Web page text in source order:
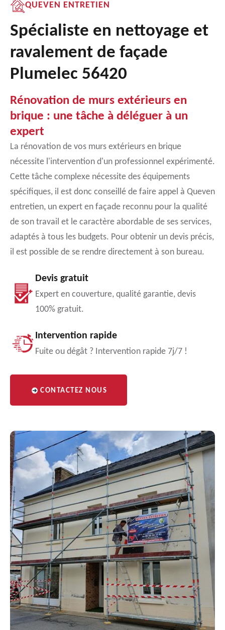
QUEVEN ENTRETIEN
Spécialiste en nettoyage et
ravalement de façade
Plumelec 56420
Rénovation de murs extérieurs en
brique : une tâche à déléguer à un
expert
La rénovation de vos murs extérieurs en brique
nécessite l'intervention d'un professionnel expérimenté.
Cette tâche complexe nécessite des équipements
spécifiques, il est donc conseillé de faire appel à Queven
entretien, un expert en façade reconnu pour la qualité
de son travail et le caractère abordable de ses services,
adaptés à tous les budgets. Pour obtenir un devis précis,
il est possible de se rendre directement à son bureau.
Devis gratuit
Expert en couverture, qualité garantie, devis
100% gratuit.
Intervention rapide
Fuite ou dégât ? Intervention rapide 7j/7 !
CONTACTEZ NOUS